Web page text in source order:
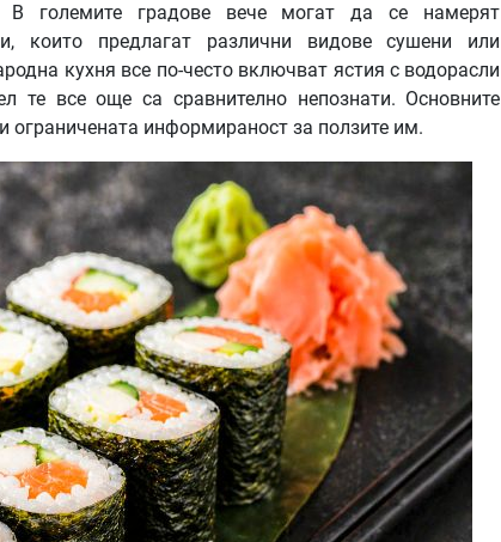
големите градове вече могат да се намерят
които предлагат различни видове сушени или
кухня все по-често включват ястия с водорасли
те все още са сравнително непознати. Основните
ограничената информираност за ползите им.